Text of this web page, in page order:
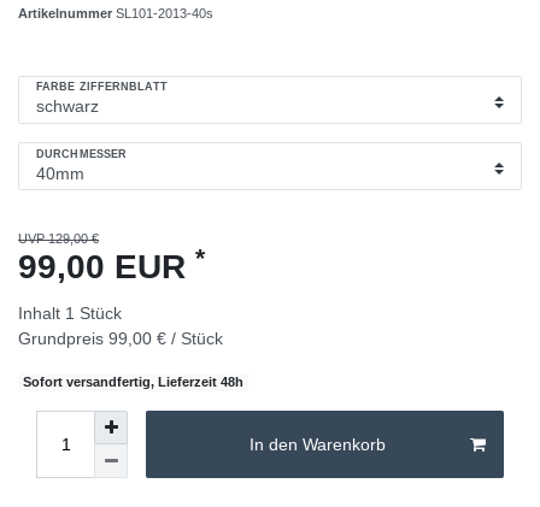
Artikelnummer SL101-2013-40s
FARBE ZIFFERNBLATT
DURCHMESSER
UVP 129,00 €
99,00 EUR *
Inhalt 1 Stück
Grundpreis 99,00 € / Stück
Sofort versandfertig, Lieferzeit 48h
In den Warenkorb